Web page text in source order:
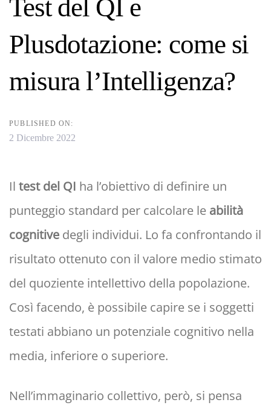
Test del QI e
Plusdotazione: come si
misura l’Intelligenza?
PUBLISHED ON:
2 Dicembre 2022
Il test del QI ha l’obiettivo di definire un
punteggio standard per calcolare le abilità
cognitive degli individui. Lo fa confrontando il
risultato ottenuto con il valore medio stimato
del quoziente intellettivo della popolazione.
Così facendo, è possibile capire se i soggetti
testati abbiano un potenziale cognitivo nella
media, inferiore o superiore.
Nell’immaginario collettivo, però, si pensa